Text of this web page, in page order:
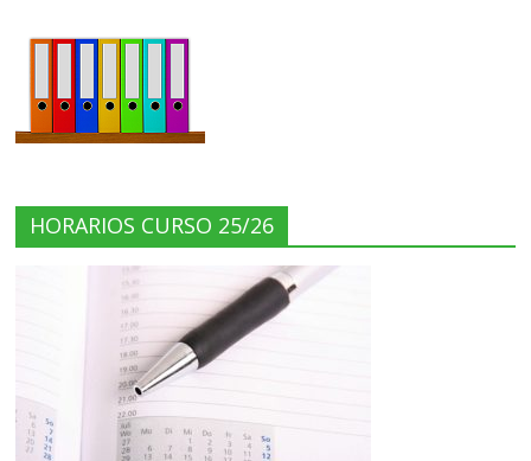
HORARIOS CURSO 25/26